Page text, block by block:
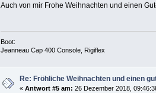
Auch von mir Frohe Weihnachten und einen
Boot:
Jeanneau Cap 400 Console, Rigiflex
Re: Fröhliche Weihnachten und einen
«Antwort #5 am: 26 Dezember 2018,